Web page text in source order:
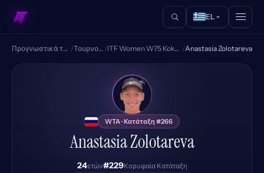
EL
Προγνωστικά τένις / Τουρνουά / ITF Women W75 Koksijde /Anastasia Zolotareva
AZ
WTA · Κατάταξη #266
Anastasia Zolotareva
24ετών#229Κορυφαία Κατάταξη